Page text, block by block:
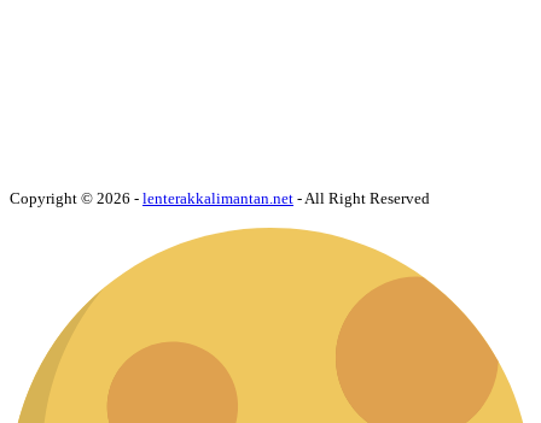
Copyright © 2026 - lenterakkalimantan.net - All Right Reserved